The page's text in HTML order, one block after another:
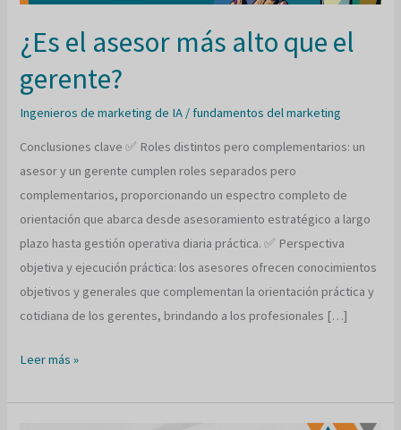
¿Es el asesor más alto que el
gerente?
Ingenieros de marketing de IA /fundamentos del marketing
Conclusiones clave ✅ Roles distintos pero complementarios: un
asesor y un gerente cumplen roles separados pero
complementarios, proporcionando un espectro completo de
orientación que abarca desde asesoramiento estratégico a largo
plazo hasta gestión operativa diaria práctica. ✅ Perspectiva
objetiva y ejecución práctica: los asesores ofrecen conocimientos
objetivos y generales que complementan la orientación práctica y
cotidiana de los gerentes, brindando a los profesionales […]
¿Es
asesor
Leer más »